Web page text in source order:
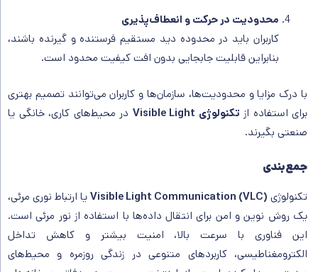
محدودیت در حرکت و انعطاف‌پذیری
کاربران باید در محدوده دید مستقیم فرستنده و گیرنده باشند،
بنابراین قابلیت جابجایی بدون افت کیفیت محدود است.
با درک مزایا و محدودیت‌ها، سازمان‌ها و کاربران می‌توانند تصمیم بهتری
برای استفاده از تکنولوژی Visible Light
در محیط‌های کاری، خانگی یا
صنعتی بگیرند.
جمع‌بندی
تکنولوژی Visible Light Communication (VLC)یا ارتباط نوری مرئی،
یک روش نوین و امن برای انتقال داده‌ها با استفاده از نور مرئی است.
این فناوری با سرعت بالا، امنیت بیشتر و کاهش تداخل
الکترومغناطیسی، کاربردهای متنوعی در زندگی روزمره و محیط‌های